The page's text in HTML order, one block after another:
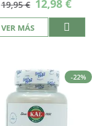
19,95 € especial
12,98 €
VER MÁS
-22%